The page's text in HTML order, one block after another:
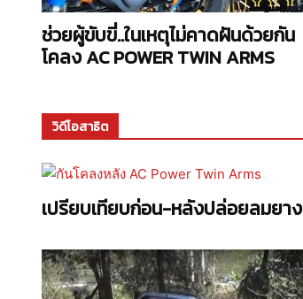
ช่วยผู้ขับขี่..ในเหตุไม่คาดฝันด้วยกัน
โคลง AC POWER TWIN ARMS
วิดีโอสาธิต
เปรียบเทียบก่อน-หลังปล่อยลมยาง